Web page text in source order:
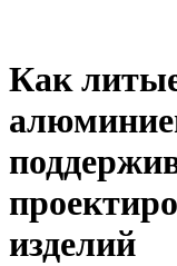
Как
изделий